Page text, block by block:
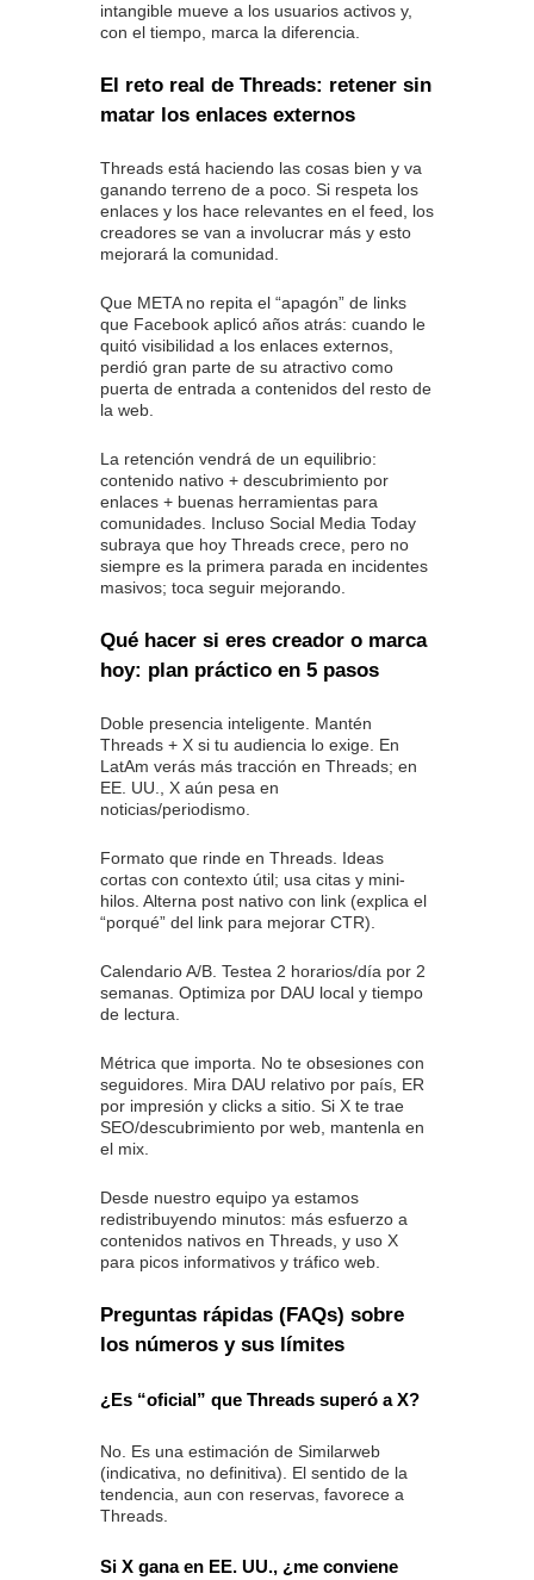
intangible mueve a los usuarios activos y,
con el tiempo, marca la diferencia.
El reto real de Threads: retener sin
matar los enlaces externos
Threads está haciendo las cosas bien y va
ganando terreno de a poco. Si respeta los
enlaces y los hace relevantes en el feed, los
creadores se van a involucrar más y esto
mejorará la comunidad.
Que META no repita el “apagón” de links
que Facebook aplicó años atrás: cuando le
quitó visibilidad a los enlaces externos,
perdió gran parte de su atractivo como
puerta de entrada a contenidos del resto de
la web.
La retención vendrá de un equilibrio:
contenido nativo + descubrimiento por
enlaces + buenas herramientas para
comunidades. Incluso Social Media Today
subraya que hoy Threads crece, pero no
siempre es la primera parada en incidentes
masivos; toca seguir mejorando.
Qué hacer si eres creador o marca
hoy: plan práctico en 5 pasos
Doble presencia inteligente. Mantén
Threads + X si tu audiencia lo exige. En
LatAm verás más tracción en Threads; en
EE. UU., X aún pesa en
noticias/periodismo.
Formato que rinde en Threads. Ideas
cortas con contexto útil; usa citas y mini-
hilos. Alterna post nativo con link (explica el
“porqué” del link para mejorar CTR).
Calendario A/B. Testea 2 horarios/día por 2
semanas. Optimiza por DAU local y tiempo
de lectura.
Métrica que importa. No te obsesiones con
seguidores. Mira DAU relativo por país, ER
por impresión y clicks a sitio. Si X te trae
SEO/descubrimiento por web, mantenla en
el mix.
Desde nuestro equipo ya estamos
redistribuyendo minutos: más esfuerzo a
contenidos nativos en Threads, y uso X
para picos informativos y tráfico web.
Preguntas rápidas (FAQs) sobre
los números y sus límites
¿Es “oficial” que Threads superó a X?
No. Es una estimación de Similarweb
(indicativa, no definitiva). El sentido de la
tendencia, aun con reservas, favorece a
Threads.
Si X gana en EE. UU., ¿me conviene